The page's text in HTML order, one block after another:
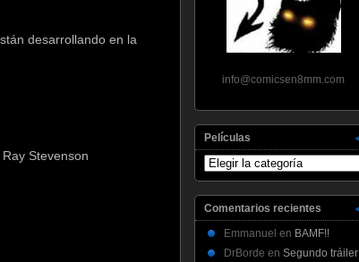
desarrollando en la
Stevenson
info@comicsen8mm.com
Películas
Películas
Comentarios recientes
Emmanuel en BAMF!!
DrBorde en Segundo tráiler